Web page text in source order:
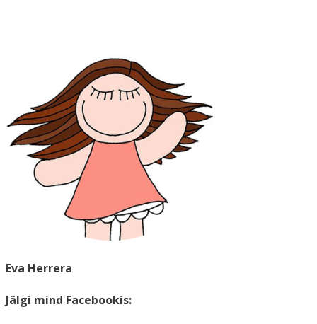
Eva Herrera
Jälgi mind Facebookis: